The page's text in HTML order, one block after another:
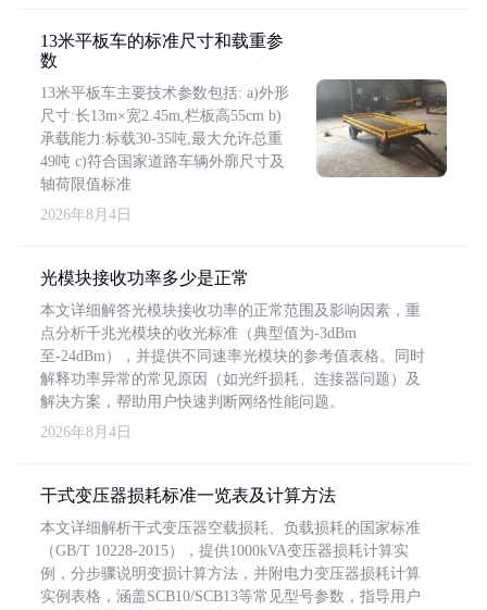
13米平板车的标准尺寸和载重参
数
13米平板车主要技术参数包括: a)外形
尺寸:长13m×宽2.45m,栏板高55cm b)
承载能力:标载30-35吨,最大允许总重
49吨 c)符合国家道路车辆外廓尺寸及
轴荷限值标准
2026年8月4日
光模块接收功率多少是正常
本文详细解答光模块接收功率的正常范围及影响因素，重
点分析千兆光模块的收光标准（典型值为-3dBm
至-24dBm），并提供不同速率光模块的参考值表格。同时
解释功率异常的常见原因（如光纤损耗、连接器问题）及
解决方案，帮助用户快速判断网络性能问题。
2026年8月4日
干式变压器损耗标准一览表及计算方法
本文详细解析干式变压器空载损耗、负载损耗的国家标准
（GB/T 10228-2015），提供1000kVA变压器损耗计算实
例，分步骤说明变损计算方法，并附电力变压器损耗计算
实例表格，涵盖SCB10/SCB13等常见型号参数，指导用户